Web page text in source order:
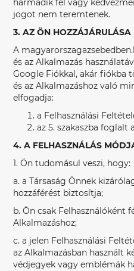
harmadik fél vagy
jogot nem teremtenek.
3. AZ ÖN HOZZÁJÁRULÁSA
A
és az Alkalmazás
Google Fiókkal, akár fiókba
és az Alkalmazáshoz való
elfogadja:
a Felhasználási
az 5. szakaszba foglalt
4. A FELHASZNÁLÁS
1. Ön tudomásul veszi, hogy:
a. a Társaság Önnek
hozzáférést biztosítja;
b. Ön csak Felhasználóként
Alkalmazáshoz;
c. a jelen Felhasználási
az Alkalmazásban használt
védjegyek vagy emblémák